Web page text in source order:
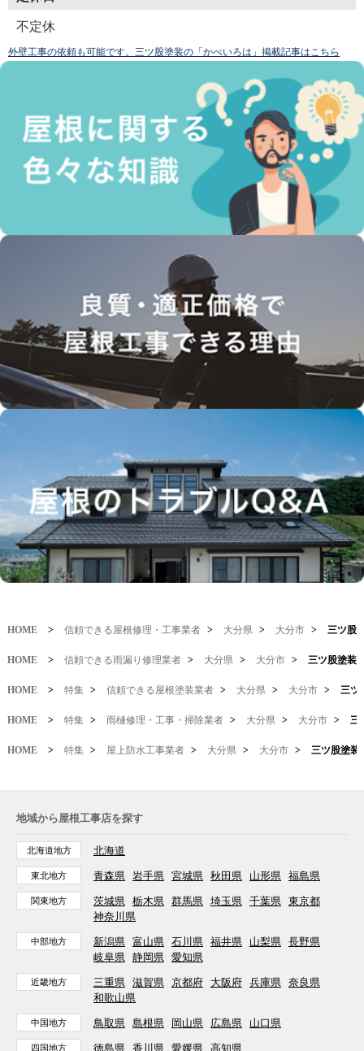
不定休
外壁工事の依頼も可能です。三ツ股塗装の「かべいろは」掲載記事はこちら
HOME > 信頼できる屋根修理・工事業者 > 大分県 > 大分市 > 三ツ股
HOME > 信頼できる雨漏り修理業者 > 大分県 > 大分市 > 三ツ股塗装
HOME > 特集 > 信頼できる屋根塗装業者 > 大分県 > 大分市 > 三ツ
HOME > 特集 > 雨樋修理・工事・掃除業者 > 大分県 > 大分市 > 三
HOME > 特集 > 屋上防水工事業者 > 大分県 > 大分市 > 三ツ股塗装
地域から屋根工事店を探す
北海道地方 北海道
東北地方 青森県 岩手県 宮城県 秋田県 山形県 福島県
関東地方 茨城県 栃木県 群馬県 埼玉県 千葉県 東京都
神奈川県
中部地方 新潟県 富山県 石川県 福井県 山梨県 長野県
岐阜県 静岡県 愛知県
近畿地方 三重県 滋賀県 京都府 大阪府 兵庫県 奈良県
和歌山県
中国地方 鳥取県 島根県 岡山県 広島県 山口県
四国地方 徳島県 香川県 愛媛県 高知県